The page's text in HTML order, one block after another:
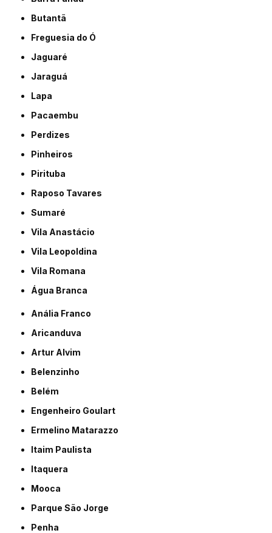
Butantã
Freguesia do Ó
Jaguaré
Jaraguá
Lapa
Pacaembu
Perdizes
Pinheiros
Pirituba
Raposo Tavares
Sumaré
Vila Anastácio
Vila Leopoldina
Vila Romana
Água Branca
Anália Franco
Aricanduva
Artur Alvim
Belenzinho
Belém
Engenheiro Goulart
Ermelino Matarazzo
Itaim Paulista
Itaquera
Mooca
Parque São Jorge
Penha